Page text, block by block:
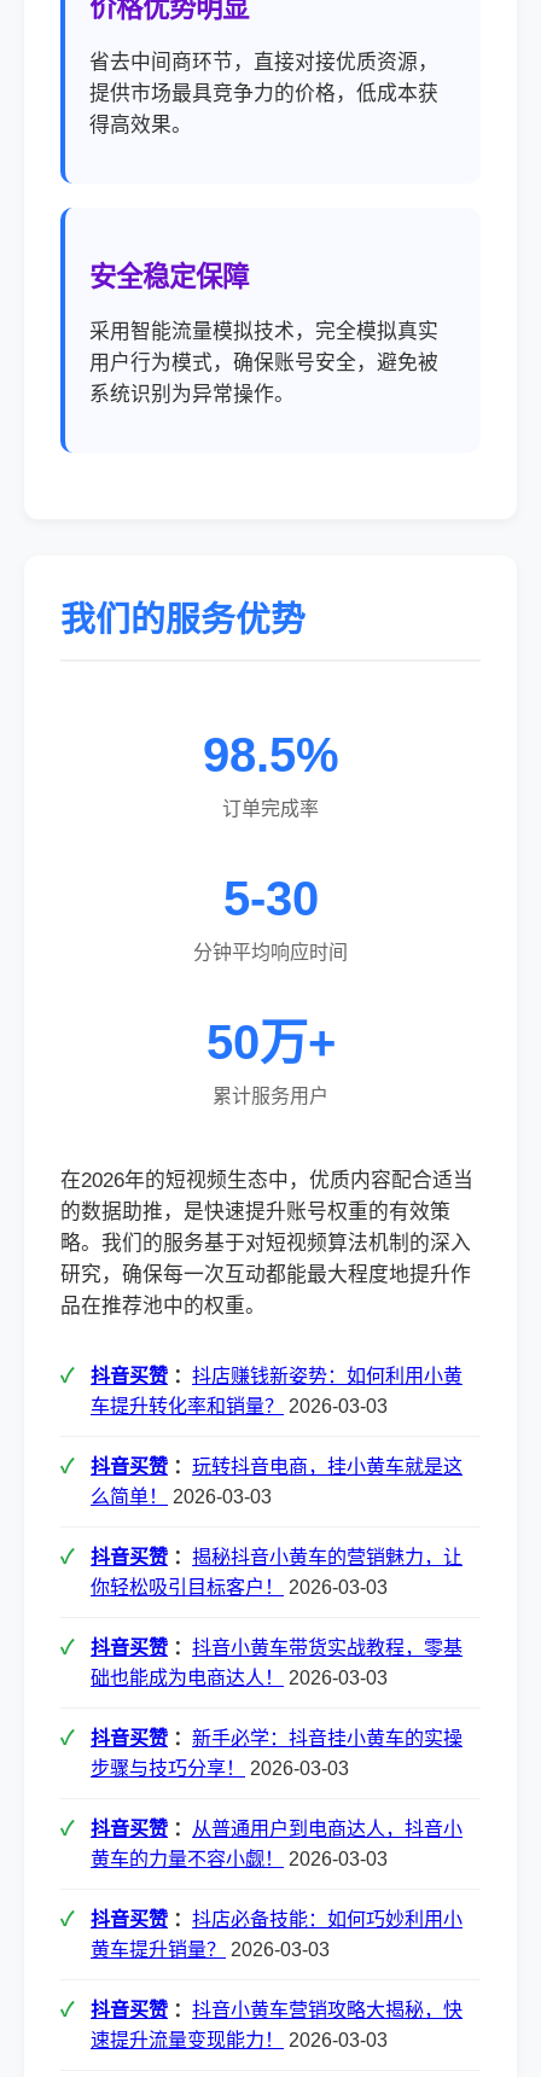
价格优势明显
省去中间商环节，直接对接优质资源，
提供市场最具竞争力的价格，低成本获
得高效果。
安全稳定保障
采用智能流量模拟技术，完全模拟真实
用户行为模式，确保账号安全，避免被
系统识别为异常操作。
我们的服务优势
98.5%
订单完成率
5-30
分钟平均响应时间
50万+
累计服务用户
在2026年的短视频生态中，优质内容配合适当
的数据助推，是快速提升账号权重的有效策
略。我们的服务基于对短视频算法机制的深入
研究，确保每一次互动都能最大程度地提升作
品在推荐池中的权重。
抖音买赞 ： 抖店赚钱新姿势：如何利用小黄
车提升转化率和销量？
2026-03-03
抖音买赞 ： 玩转抖音电商，挂小黄车就是这
么简单！
2026-03-03
抖音买赞 ： 揭秘抖音小黄车的营销魅力，让
你轻松吸引目标客户！
2026-03-03
抖音买赞 ： 抖音小黄车带货实战教程，零基
础也能成为电商达人！
2026-03-03
抖音买赞 ： 新手必学：抖音挂小黄车的实操
步骤与技巧分享！
2026-03-03
抖音买赞 ：
从普通用户到电商达人，抖音小
黄车的力量不容小觑！
2026-03-03
抖音买赞 ： 抖店必备技能：如何巧妙利用小
黄车提升销量？
2026-03-03
抖音买赞 ： 抖音小黄车营销攻略大揭秘，快
速提升流量变现能力！
2026-03-03